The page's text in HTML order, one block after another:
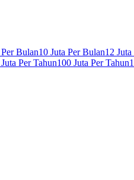
Bulan10 Juta Per Bulan12
Per Tahun100 Juta Per Tahun